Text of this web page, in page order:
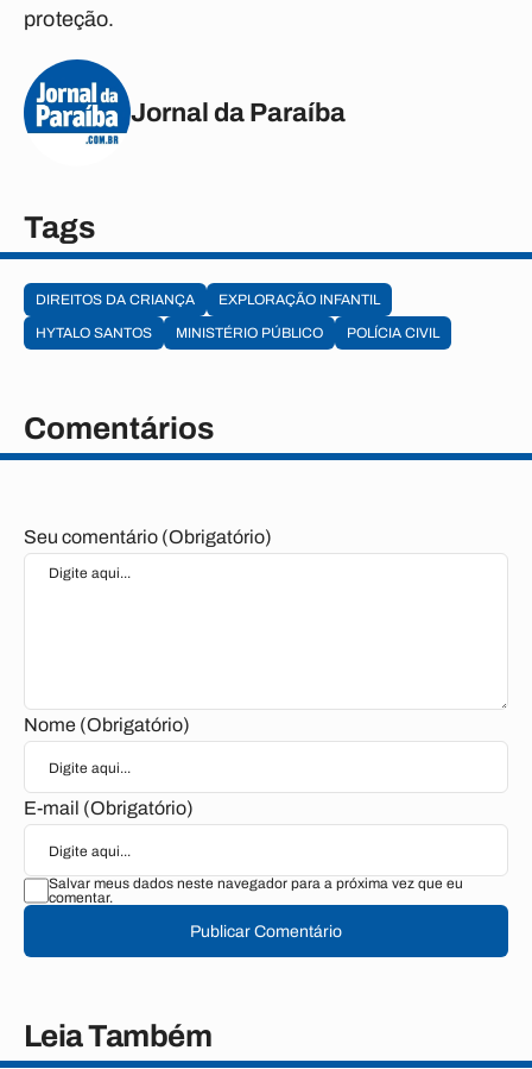
proteção.
Jornal da Paraíba
Tags
DIREITOS DA CRIANÇA
EXPLORAÇÃO INFANTIL
HYTALO SANTOS
MINISTÉRIO PÚBLICO POLÍCIA CIVIL
Comentários
Seu comentário (Obrigatório)
Nome (Obrigatório)
E-mail (Obrigatório)
Salvar meus dados neste navegador para a próxima vez que eu
comentar.
Publicar Comentário
Leia Também